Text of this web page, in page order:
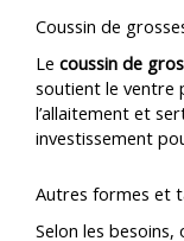
Coussin de
Le coussin de
soutient le ventre
l’allaitement et
investissement
Autres formes et
Selon les besoins,